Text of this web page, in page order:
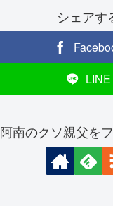
シェアす
LINE
阿南のクソ親父を